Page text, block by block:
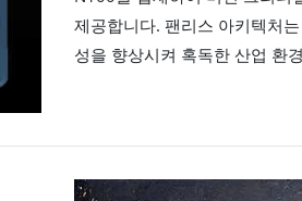
제공합니다. 팬리스 아키텍처
성을 향상시켜 혹독한 산업 환